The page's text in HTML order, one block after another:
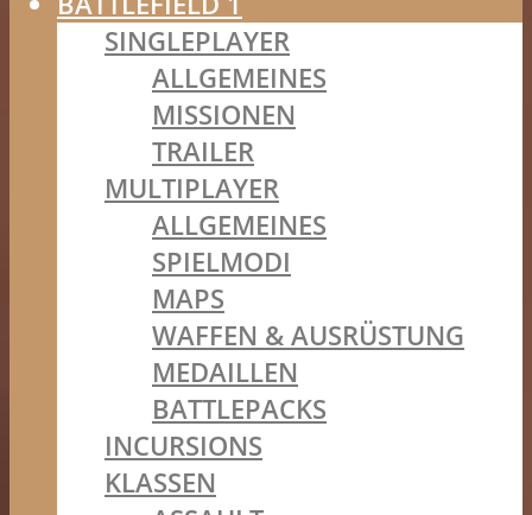
SINGLEPLAYER
ALLGEMEINES
MISSIONEN
TRAILER
MULTIPLAYER
ALLGEMEINES
SPIELMODI
MAPS
WAFFEN & AUSRÜSTUNG
MEDAILLEN
BATTLEPACKS
INCURSIONS
KLASSEN